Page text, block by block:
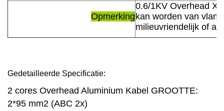
Opmerking
0.6/1KV Overhead
kan worden van
milieuvriendelijk of
Gedetailleerde Specificatie:
2 cores Overhead Aluminium Kabel GROOTTE:
2*95 mm2 (ABC 2x)